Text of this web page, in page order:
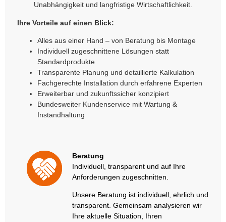
Unabhängigkeit und langfristige Wirtschaftlichkeit.
Ihre Vorteile auf einen Blick:
Alles aus einer Hand – von Beratung bis Montage
Individuell zugeschnittene Lösungen statt
Standardprodukte
Transparente Planung und detaillierte Kalkulation
Fachgerechte Installation durch erfahrene Experten
Erweiterbar und zukunftssicher konzipiert
Bundesweiter Kundenservice mit Wartung &
Instandhaltung
Beratung
Individuell, transparent und auf Ihre
Anforderungen zugeschnitten.
Unsere Beratung ist individuell, ehrlich und
transparent. Gemeinsam analysieren wir
Ihre aktuelle Situation, Ihren